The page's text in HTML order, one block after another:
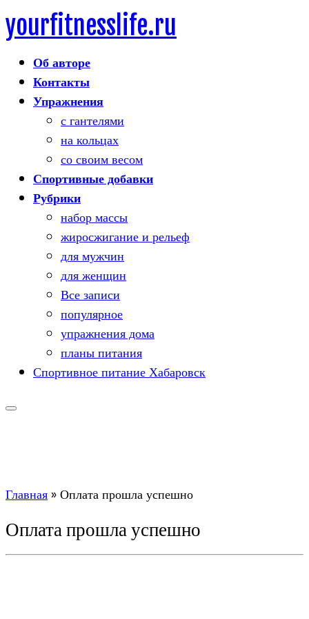
Skip
to
content
yourfitnesslife.ru
Об авторе
Контакты
Упражнения
с гантелями
на кольцах
со своим весом
Спортивные добавки
Рубрики
набор массы
жиросжигание и рельеф
для мужчин
для женщин
Все записи
популярное
упражнения дома
планы питания
Спортивное питание Хабаровск
Главная»Оплата прошла успешно
Оплата прошла успешно